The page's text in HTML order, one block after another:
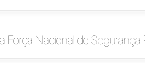
Força Nacional de Segurança